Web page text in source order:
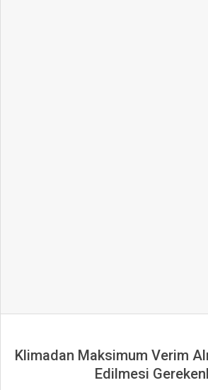
Klimadan Maksimum Verim
Edilmesi